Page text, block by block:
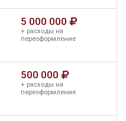
5 000 000
+ расходы на
переоформление
500 000
+ расходы на
переоформление